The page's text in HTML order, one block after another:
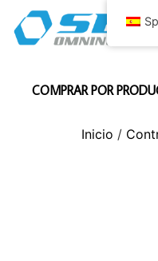
COMPRAR POR
Inicio /